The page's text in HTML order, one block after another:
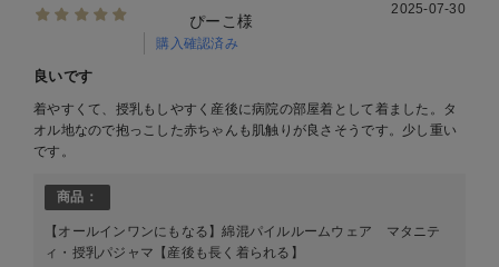
ぴーこ様
購入確認済み
2025-07-30
良いです
着やすくて、授乳もしやすく産後に病院の部屋着として着ました。タ
オル地なので抱っこした赤ちゃんも肌触りが良さそうです。少し重い
です。
商品：
【オールインワンにもなる】綿混パイルルームウェア マタニテ
ィ・授乳パジャマ【産後も長く着られる】